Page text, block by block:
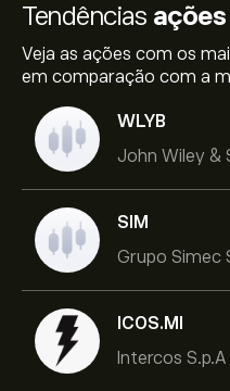
Tendências ações
Veja as ações com os
em comparação com a
WLYB
John Wiley &
SIM
Grupo Simec
ICOS.MI
Intercos S.p.A